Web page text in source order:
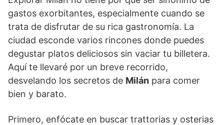
gastos exorbitantes, especialmente cuando se
trata de disfrutar de su rica gastronomía. La
ciudad esconde varios rincones donde puedes
degustar platos deliciosos sin vaciar tu billetera.
Aquí te llevaré por un breve recorrido,
desvelando los secretos de Milán para comer
bien y barato.
Primero, enfócate en buscar trattorias y osterias